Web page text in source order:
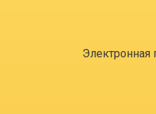
Электронная